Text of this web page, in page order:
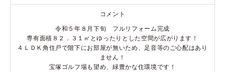
コメント
令和５年８月下旬 フルリフォーム完成
専有面積８２．３１㎡とゆったりとした空間が広がります！
４ＬＤＫ角住戸で階下にお部屋が無いため、足音等のご心配はあり
ません！
宝塚ゴルフ場も望め、緑豊かな住環境です！